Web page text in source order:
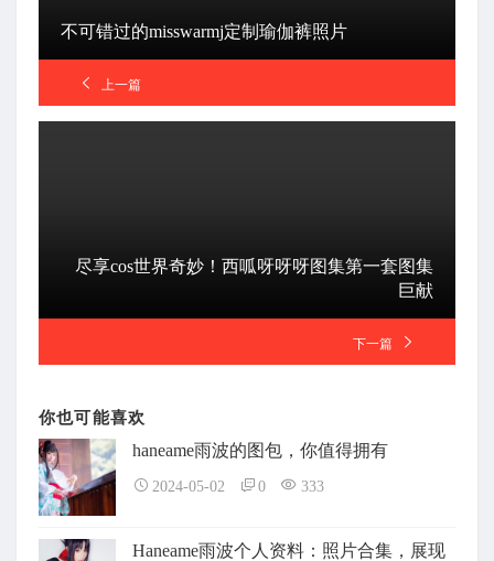
不可错过的misswarmj定制瑜伽裤照片
上一篇
尽享cos世界奇妙！西呱呀呀呀图集第一套图集
巨献
下一篇
你也可能喜欢
haneame雨波的图包，你值得拥有
2024-05-02 0 333
Haneame雨波个人资料：照片合集，展现